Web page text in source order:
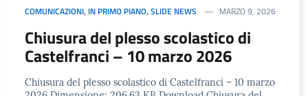
COMUNICAZIONI, IN PRIMO PIANO, SLIDE NEWS MARZO 9, 2026
Chiusura del plesso scolastico di
Castelfranci – 10 marzo 2026
Chiusura del plesso scolastico di Castelfranci – 10 marzo